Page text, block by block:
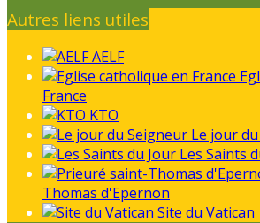
Autres liens utiles
AELF
France
KTO
Le jour
Les Saints
Thomas d'Epernon
Site du Vatican